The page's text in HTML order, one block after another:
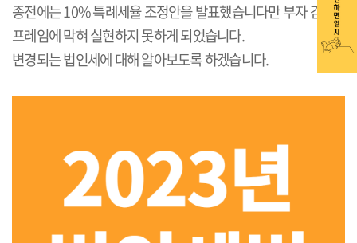
종전에는 10% 특례세율 조정안을 발표했습니다만 부자 감세
프레임에 막혀 실현하지 못하게 되었습니다.
변경되는 법인세에 대해 알아보도록 하겠습니다.